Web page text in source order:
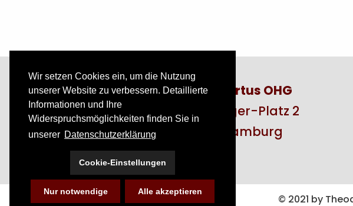
Wir setzen Cookies ein, um die Nutzung
unserer Website zu verbessern. Detaillierte
Informationen und Ihre
Widerspruchsmöglichkeiten finden Sie in
unserer Datenschutzerklärung
Cookie-Einstellungen
Nur notwendige Alle akzeptieren
Theodor Artus OHG
Axel-Springer-Platz 2
20355 Hamburg
© 2021 by